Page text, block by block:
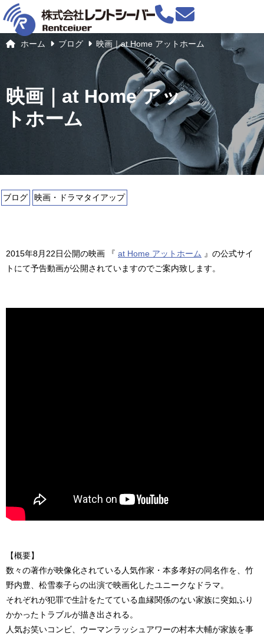
ホーム ブログ 映画｜at Home アットホーム
映画｜at Home アッ
トホーム
ブログ 映画・ドラマタイアップ
2015年8月22日公開の映画 『 at Home アットホーム 』の公式サイ
トにて予告動画が公開されていますのでご案内致します。
【概要】
数々の著作が映像化されている人気作家・本多孝好の同名作を、竹
野内豊、松雪泰子らの出演で映画化したユニークなドラマ。
それぞれが犯罪で生計をたてている血縁関係のない家族に突如ふり
かかったトラブルが描き出される。
人気お笑いコンビ、ウーマンラッシュアワーの村本大輔が家族を事